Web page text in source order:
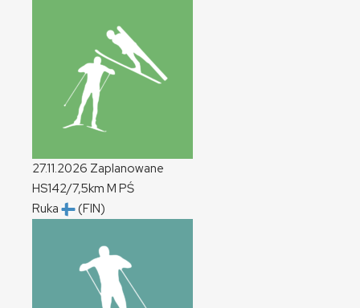
27.11.2026 Zaplanowane
HS142/7,5km M PŚ
Ruka
(FIN)